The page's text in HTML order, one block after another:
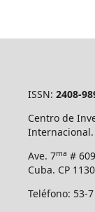
ISSN: 2408-
Centro de
Internacional.
Ave. 7ma # 609
Cuba. CP
Teléfono: 53-